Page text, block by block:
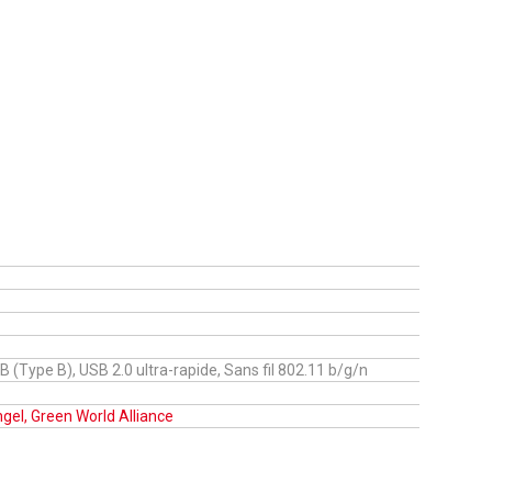
(Type B), USB 2.0 ultra-rapide, Sans fil 802.11 b/g/n
Green World Alliance